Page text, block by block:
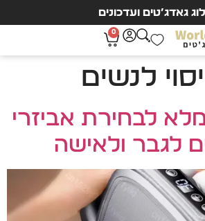
גאדג’טים ועדכונים
0
לנשים
לבחירת אביזרי
לגבר ולאישה